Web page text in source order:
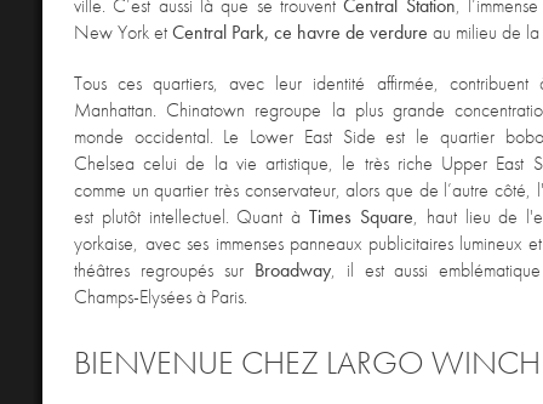
ville. C’est aussi là que se trouventCentral Station,
New York etCentral Park, ce havre de verdure au milieu de
Tous ces quartiers, avec leur identité affirmée,
Manhattan. Chinatown regroupe la plus grande
monde occidental. Le Lower East Side est le quartier
Chelsea celui de la vie artistique, le très riche Upper East
comme un quartier très conservateur, alors que de l’autre
est plutôt intellectuel. Quant àTimes Square, haut lieu de
yorkaise, avec ses immenses panneaux publicitaires lumineux
théâtres regroupés sur Broadway, il est aussi
Champs-Elysées à Paris.
BIENVENUE CHEZ LARGO WINCH